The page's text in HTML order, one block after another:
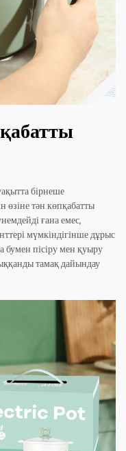
бірнеше
өзіне тән көпқабатты
ғана емес,
мүмкіндігінше дұрыс
бумен пісіру мен қуыру
тамақ дайындау